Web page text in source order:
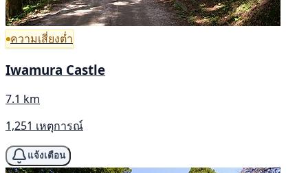
ความเสี่ยงต่ำ
Iwamura Castle
7.1 km
1,251 เหตุการณ์
แจ้งเตือน